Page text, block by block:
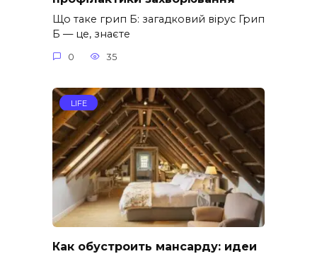
Що таке грип Б: загадковий вірус Грип
Б — це, знаєте
0 35
LIFE
Как обустроить мансарду: идеи